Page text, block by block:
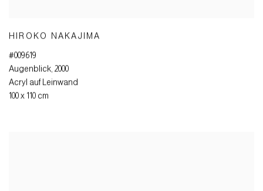
HIROKO NAKAJIMA
#009619
Augenblick, 2000
Acryl auf Leinwand
100 x 110 cm